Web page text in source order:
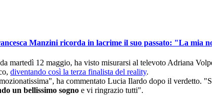
Manzini ricorda in lacrime il suo passato: "La mia
martedì 12 maggio, ha visto misurarsi al televoto Adriana
diventando così la terza finalista del reality.
ha commentato Lucia Ilardo dopo il verdetto.
un bellissimo sogno e vi ringrazio tutti".